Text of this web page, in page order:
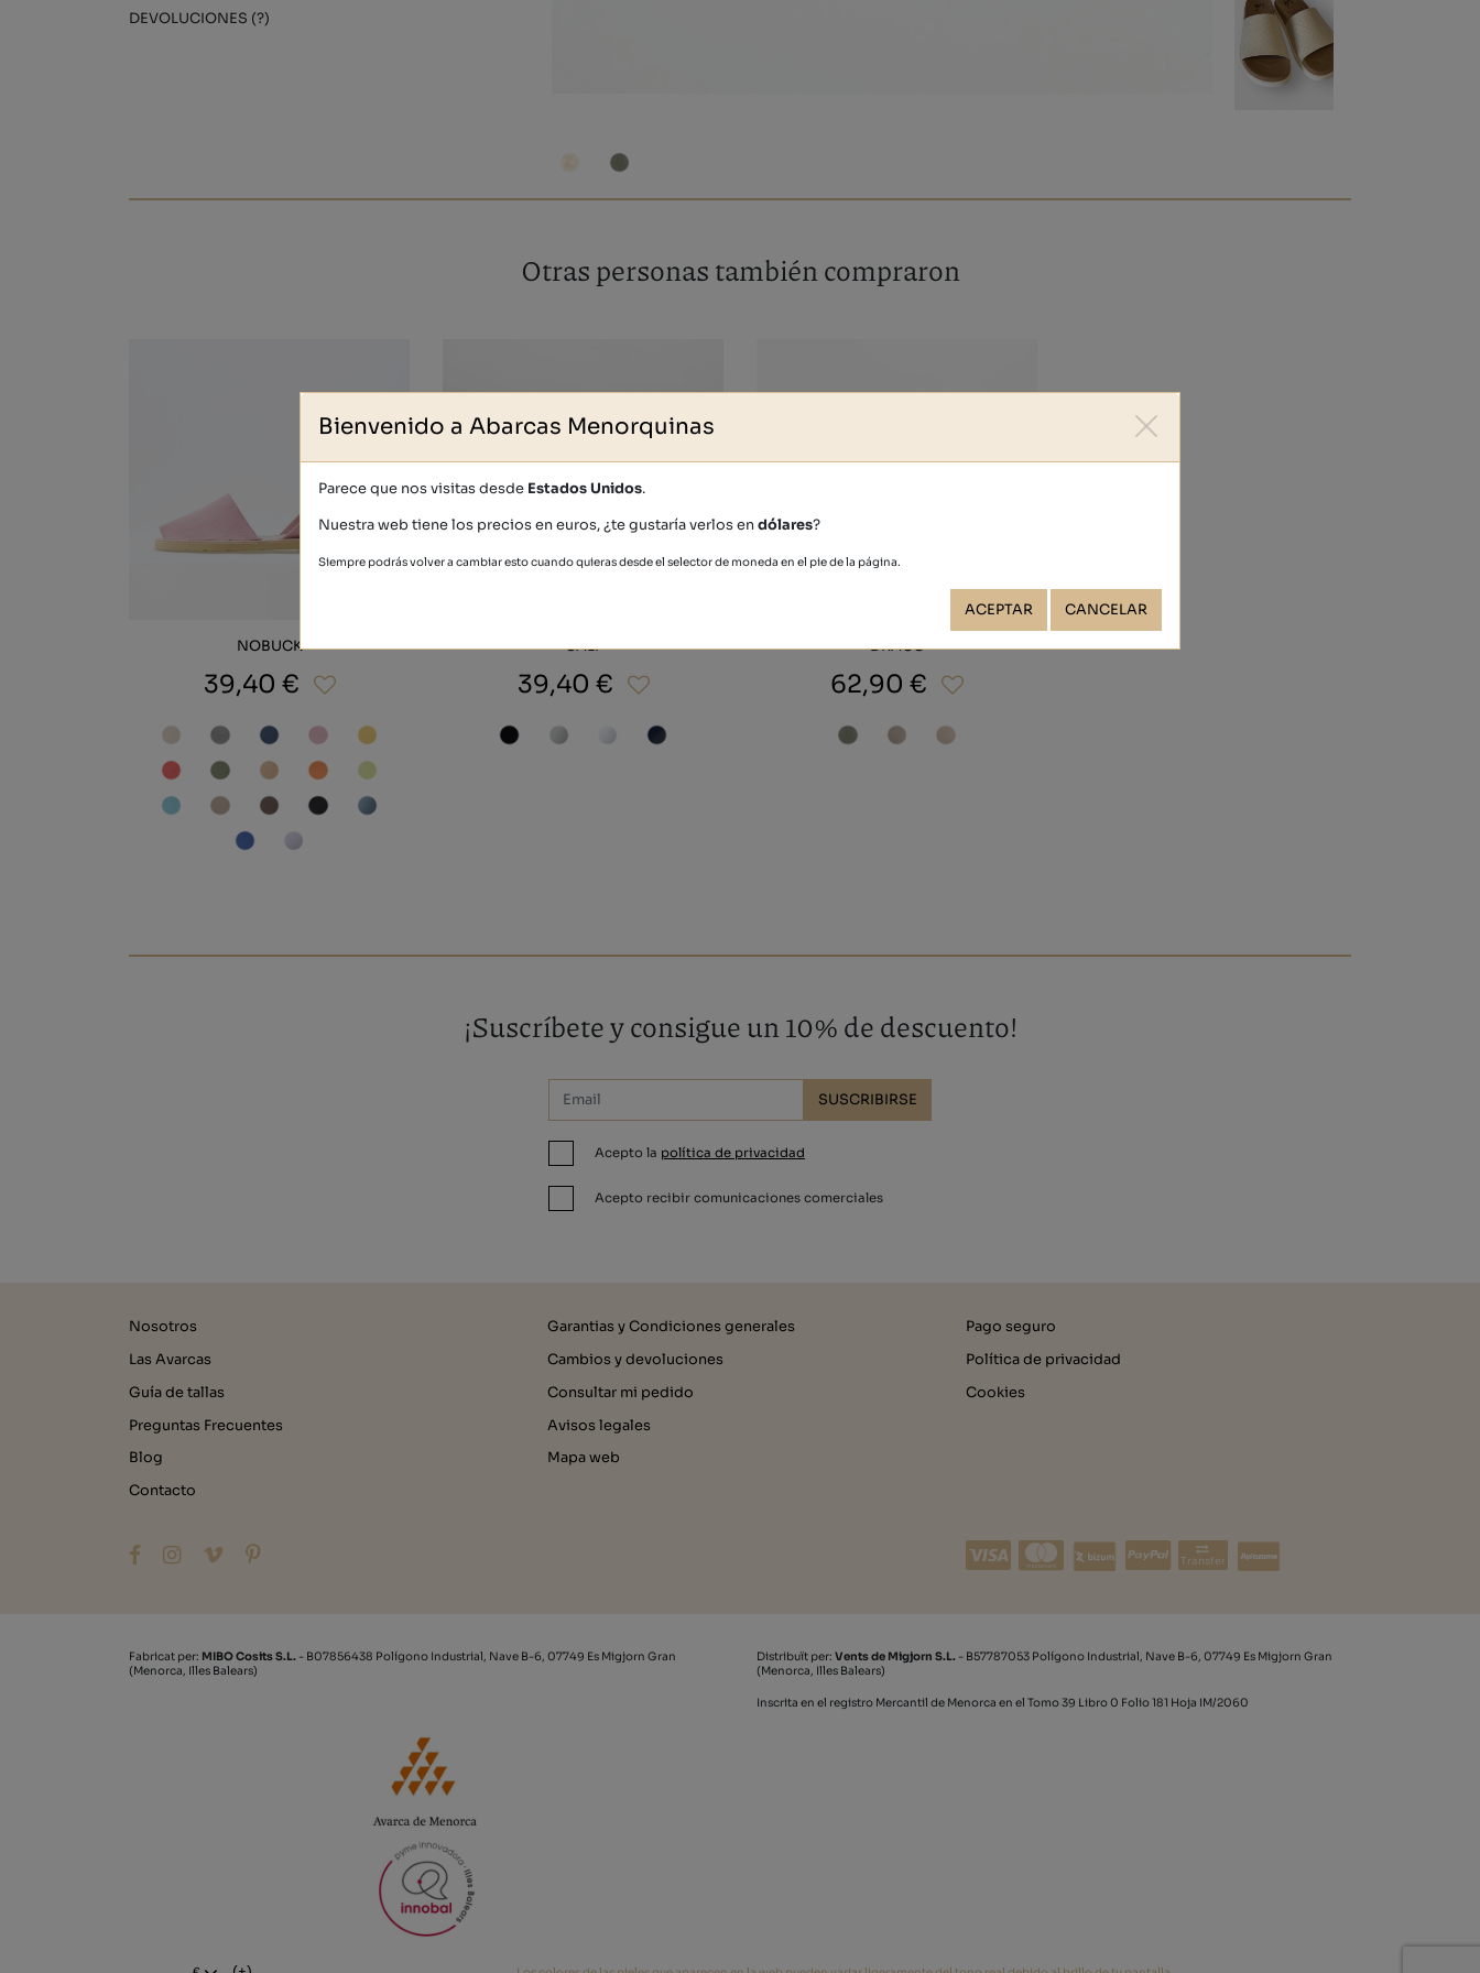
DEVOLUCIONES (?)
Otras personas también compraron
NOBUCK
39,40 €
CALF
39,40 €
DRACO
62,90 €
¡Suscríbete y consigue un 10% de descuento!
SUSCRIBIRSE
Acepto la política de privacidad
Acepto recibir comunicaciones comerciales
Nosotros
Las Avarcas
Guía de tallas
Preguntas Frecuentes
Blog
Contacto
Garantias y Condiciones generales
Cambios y devoluciones
Consultar mi pedido
Avisos legales
Mapa web
Pago seguro
Política de privacidad
Cookies
Transfer
Fabricat per: MIBO Cosits S.L. - B07856438 Polígono Industrial, Nave B-6, 07749 Es Migjorn Gran
(Menorca, Illes Balears)
Distribuït per: Vents de Migjorn S.L. - B57787053 Polígono Industrial, Nave B-6, 07749 Es Migjorn Gran
(Menorca, Illes Balears)
Inscrita en el registro Mercantil de Menorca en el Tomo 39 Libro 0 Folio 181 Hoja IM/2060
Bienvenido a Abarcas Menorquinas
Parece que nos visitas desde Estados Unidos.
Nuestra web tiene los precios en euros, ¿te gustaría verlos endólares?
Siempre podrás volver a cambiar esto cuando quieras desde el selector de moneda en el pie de la página.
ACEPTAR CANCELAR